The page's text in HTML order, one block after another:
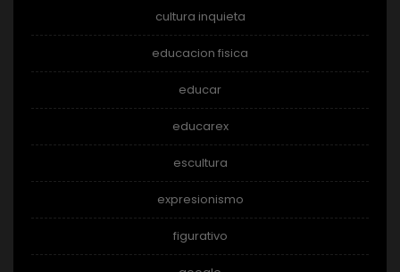
cultura inquieta
educacion fisica
educar
educarex
escultura
expresionismo
figurativo